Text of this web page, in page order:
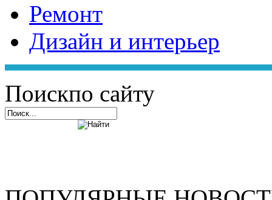
Ремонт
Дизайн и интерьер
Поискпо сайту